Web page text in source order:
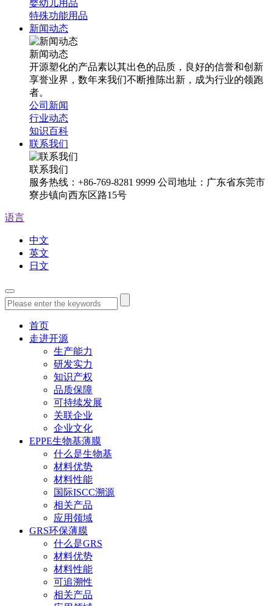
婴幼儿用品
特殊功能用品
新闻动态
新闻动态
开源塑化的产品素以其出色的品质，良好的信誉和创新
享誉业界，数年来我们不断推陈出新，成为行业的领跑
者。
公司新闻
行业动态
知识百科
联系我们
联系我们
服务热线：+86-769-8281 9999 公司地址：广东省东莞市
寮步镇向西东区路15号
语言
中文
英文
日文
首页
走进开源
生产能力
研发实力
知识产权
品质保障
可持续发展
关联企业
企业文化
EPPE生物基薄膜
什么是生物基
材料优势
材料性能
国际ISCC溯源
相关产品
应用领域
GRS环保薄膜
什么是GRS
材料优势
材料性能
可追溯性
相关产品